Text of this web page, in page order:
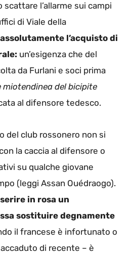
l’allarme sui campi
di Viale della
l’acquisto di
un’esigenza che del
da Furlani e soci prima
miotendinea del bicipite
al difensore tedesco.
del club rossonero non si
la caccia al difensore o
su qualche giovane
(leggi Assan Ouédraogo).
in rosa un
sostituire degnamente
il francese è infortunato o
di recente – è